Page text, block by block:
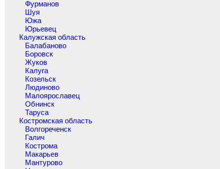
Фурманов
Шуя
Южа
Юрьевец
Калужская область
Балабаново
Боровск
Жуков
Калуга
Козельск
Людиново
Малоярославец
Обнинск
Таруса
Костромская область
Волгореченск
Галич
Кострома
Макарьев
Мантурово